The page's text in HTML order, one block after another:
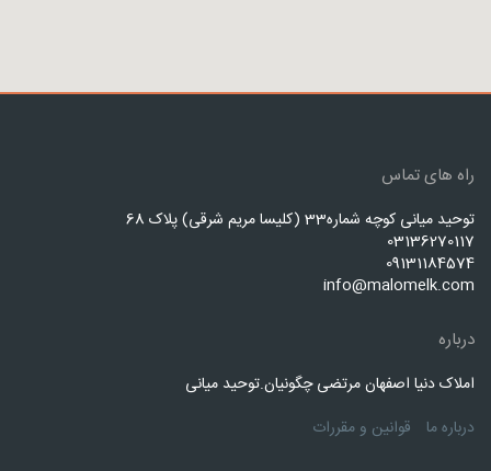
راه های تماس
توحید میانی کوچه شماره33 (کلیسا مریم شرقی) پلاک 68
03136270117
09131184574
info@malomelk.com
درباره
املاک دنیا اصفهان مرتضی چگونیان.توحید میانی
درباره ما
قوانین و مقررات